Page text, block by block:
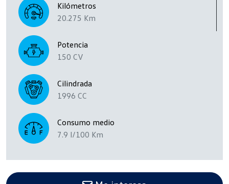
Kilómetros
20.275 Km
Potencia
150 CV
Cilindrada
1996 CC
Consumo medio
7.9 l/100 Km